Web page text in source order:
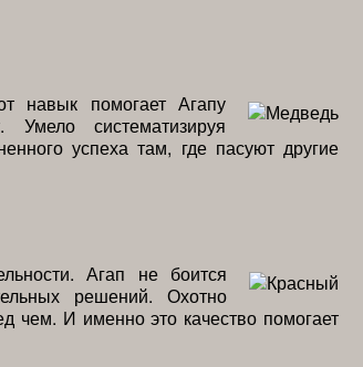
навык помогает Агапу
систематизируя
успеха там, где пасуют другие
Агап не боится
решений. Охотно
чем. И именно это качество помогает